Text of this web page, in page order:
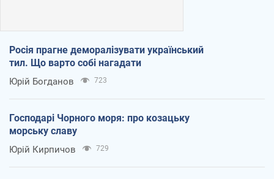
Росія прагне деморалізувати український
тил. Що варто собі нагадати
Юрій Богданов 723
Господарі Чорного моря: про козацьку
морську славу
Юрій Кирпичов 729